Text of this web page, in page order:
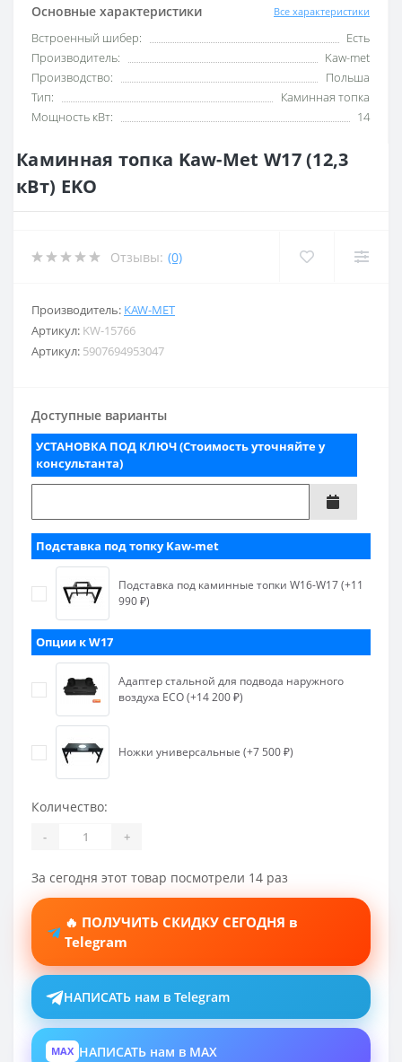
Основные характеристики Все характеристики
Встроенный шибер:
Есть
Производитель:
Kaw-met
Производство:
Польша
Тип:
Каминная топка
Мощность кВт:
14
Каминная топка Kaw-Met W17 (12,3
кВт) EKO
Отзывы: (0)
Производитель: KAW-MET
Артикул: KW-15766
Артикул: 5907694953047
Доступные варианты
УСТАНОВКА ПОД КЛЮЧ (Стоимость уточняйте у
консультанта)
Подставка под топку Kaw-met
Подставка под каминные топки W16-W17 (+11
990 ₽)
Опции к W17
Адаптер стальной для подвода наружного
воздуха ECO (+14 200 ₽)
Ножки универсальные (+7 500 ₽)
Количество:
- +
За сегодня этот товар посмотрели 14 раз
🔥 ПОЛУЧИТЬ СКИДКУ СЕГОДНЯ в
Telegram
НАПИСАТЬ нам в Telegram
MAX НАПИСАТЬ нам в MAX